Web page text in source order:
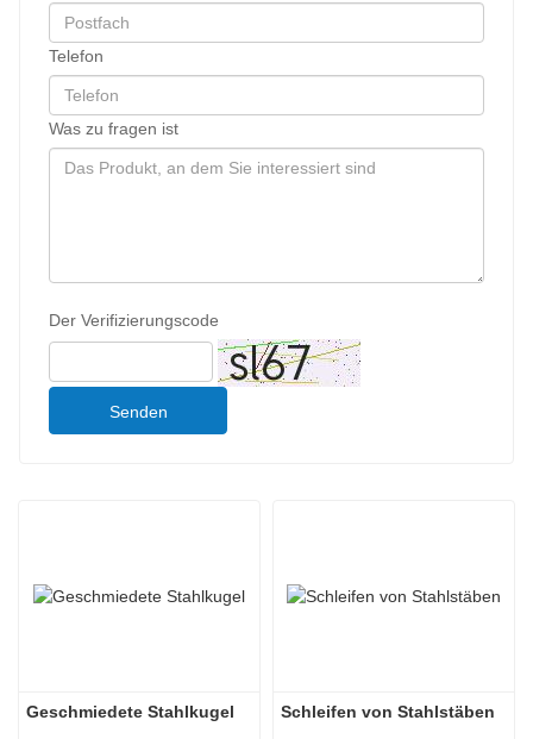
Telefon
Was zu fragen ist
Der Verifizierungscode
Senden
Geschmiedete Stahlkugel Schleifen von Stahlstäben